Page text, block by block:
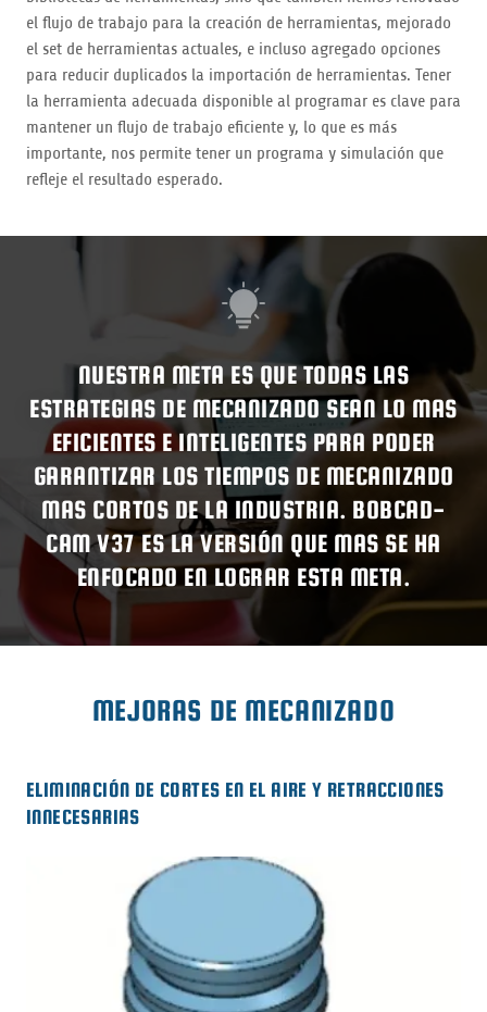
el flujo de trabajo para la creación de herramientas, mejorado
el set de herramientas actuales, e incluso agregado opciones
para reducir duplicados la importación de herramientas. Tener
la herramienta adecuada disponible al programar es clave para
mantener un flujo de trabajo eficiente y, lo que es más
importante, nos permite tener un programa y simulación que
refleje el resultado esperado.
NUESTRA META ES QUE TODAS LAS
ESTRATEGIAS DE MECANIZADO SEAN LO MAS
EFICIENTES E INTELIGENTES PARA PODER
GARANTIZAR LOS TIEMPOS DE MECANIZADO
MAS CORTOS DE LA INDUSTRIA. BOBCAD-
CAM V37 ES LA VERSIÓN QUE MAS SE HA
ENFOCADO EN LOGRAR ESTA META.
MEJORAS DE MECANIZADO
ELIMINACIÓN DE CORTES EN EL AIRE Y RETRACCIONES
INNECESARIAS